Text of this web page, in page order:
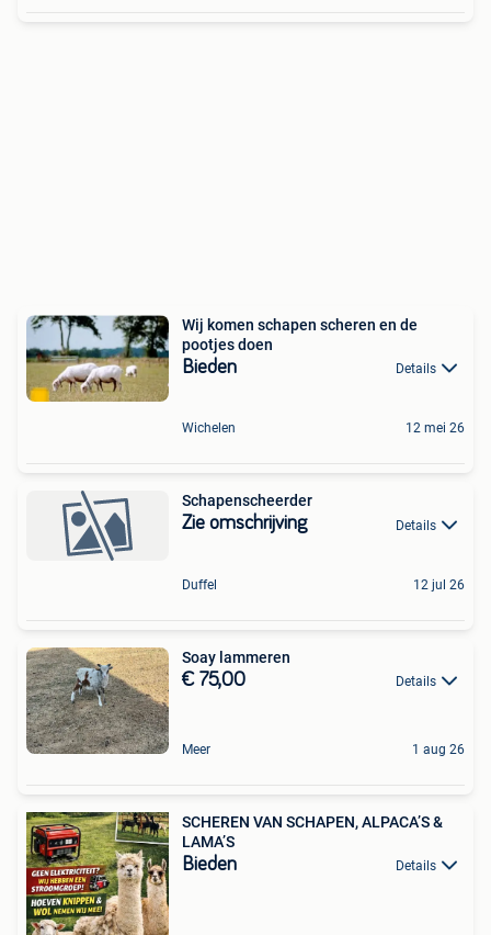
Wij komen schapen scheren en de
pootjes doen
Bieden Details
Wichelen 12 mei 26
Schapenscheerder
Zie omschrijving Details
Duffel 12 jul 26
Soay lammeren
€ 75,00 Details
Meer 1 aug 26
SCHEREN VAN SCHAPEN, ALPACA’S &
LAMA’S
Bieden Details